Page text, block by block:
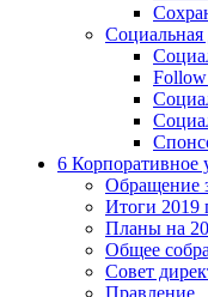
Социальная
6 Корпоративное
Обращение
Итоги 2019
Планы на
Общее
Совет
Правление